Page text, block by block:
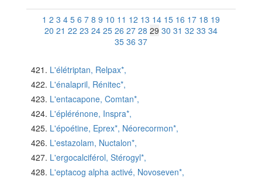
1 2 3 4 5 6 7 8 9 10 11 12 13 14 15 16 17 18 19
20 21 22 23 24 25 26 27 28 29 30 31 32 33 34
35 36 37
L'élétriptan, Relpax*,
L'énalapril, Rénitec*,
L'entacapone, Comtan*,
L'éplérénone, Inspra*,
L'époétine, Eprex*, Néorecormon*,
L'estazolam, Nuctalon*,
L'ergocalciférol, Stérogyl*,
L'eptacog alpha activé, Novoseven*,